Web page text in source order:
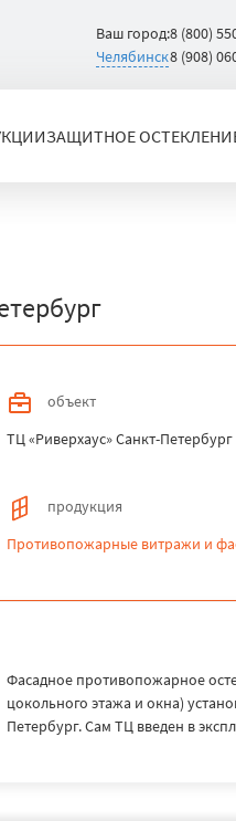
Ваш город:
Челябинск
8 (800)
8 (908)
ЗАЩИТНОЕ
объект
ТЦ «Риверхаус» Санкт-Петербург
продукция
Противопожарные витражи и
Фасадное противопожарное
цокольного этажа и окна)
Петербург. Сам ТЦ введен в